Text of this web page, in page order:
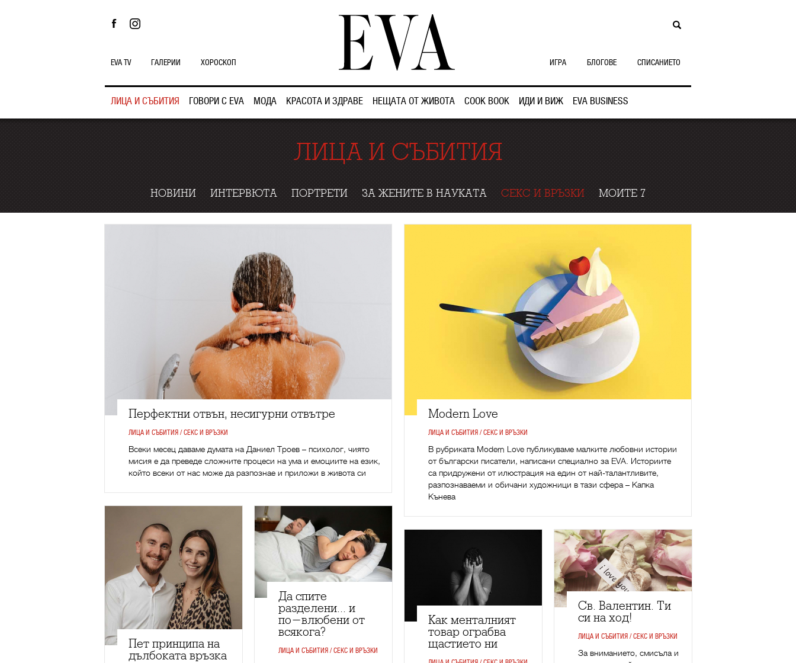
ЛИЦА И СЪБИТИЯ ГОВОРИ С EVA МОДА КРАСОТА И ЗДРАВЕ НЕЩАТА ОТ ЖИВОТА COOK BOOK ИДИ И ВИЖ EVA BUSINESS
EVA TV ГАЛЕРИИ ХОРОСКОП ИГРА БЛОГОВЕ СПИСАНИЕТО
ЛИЦА И СЪБИТИЯ
НОВИНИ ИНТЕРВЮТА ПОРТРЕТИ ЗА ЖЕНИТЕ В НАУКАТА СЕКС И ВРЪЗКИ МОИТЕ 7
Перфектни отвън, несигурни отвътре
ЛИЦА И СЪБИТИЯ / СЕКС И ВРЪЗКИ
Всеки месец даваме думата на Даниел Троев – психолог, чиято
мисия е да преведе сложните процеси на ума и емоциите на език,
който всеки от нас може да разпознае и приложи в живота си
Modern Love
ЛИЦА И СЪБИТИЯ / СЕКС И ВРЪЗКИ
В рубриката Modern Love публикуваме малките любовни истории
от български писатели, написани специално за EVA. Историите
са придружени от илюстрация на един от най-талантливите,
разпознаваеми и обичани художници в тази сфера – Капка
Кънева
Пет принципа на
дълбоката връзка
Да спите
разделени... и
по-влюбени от
всякога?
ЛИЦА И СЪБИТИЯ / СЕКС И ВРЪЗКИ
Как менталният
товар ограбва
щастието ни
Св. Валентин. Ти
си на ход!
ЛИЦА И СЪБИТИЯ / СЕКС И ВРЪЗКИ
За вниманието, смисъла и